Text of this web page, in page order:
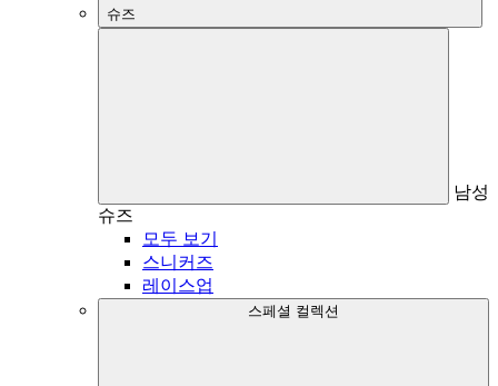
슈즈
남성
슈즈
모두 보기
스니커즈
레이스업
스페셜 컬렉션